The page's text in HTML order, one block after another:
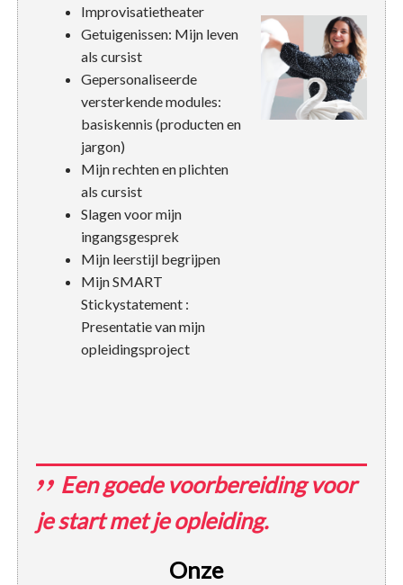
Improvisatietheater
Getuigenissen: Mijn leven
als cursist
Gepersonaliseerde
versterkende modules:
basiskennis (producten en
jargon)
Mijn rechten en plichten
als cursist
Slagen voor mijn
ingangsgesprek
Mijn leerstijl begrijpen
Mijn SMART
Stickystatement :
Presentatie van mijn
opleidingsproject
Een goede voorbereiding voor
je start met je opleiding.
Onze